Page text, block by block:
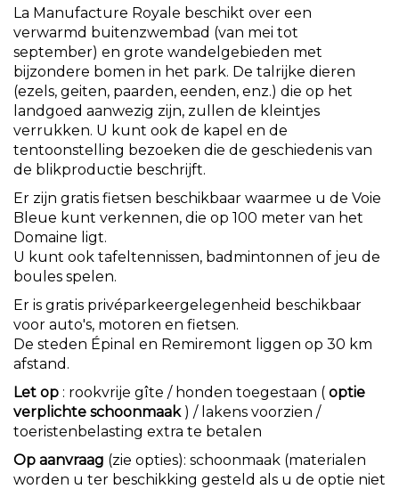
La Manufacture Royale beschikt over een
verwarmd buitenzwembad (van mei tot
september) en grote wandelgebieden met
bijzondere bomen in het park. De talrijke dieren
(ezels, geiten, paarden, eenden, enz.) die op het
landgoed aanwezig zijn, zullen de kleintjes
verrukken. U kunt ook de kapel en de
tentoonstelling bezoeken die de geschiedenis van
de blikproductie beschrijft.
Er zijn gratis fietsen beschikbaar waarmee u de Voie
Bleue kunt verkennen, die op 100 meter van het
Domaine ligt.
U kunt ook tafeltennissen, badmintonnen of jeu de
boules spelen.
Er is gratis privéparkeergelegenheid beschikbaar
voor auto's, motoren en fietsen.
De steden Épinal en Remiremont liggen op 30 km
afstand.
Let op : rookvrije gîte / honden toegestaan ( optie
verplichte schoonmaak) / lakens voorzien /
toeristenbelasting extra te betalen
Op aanvraag (zie opties): schoonmaak (materialen
worden u ter beschikking gesteld als u de optie niet